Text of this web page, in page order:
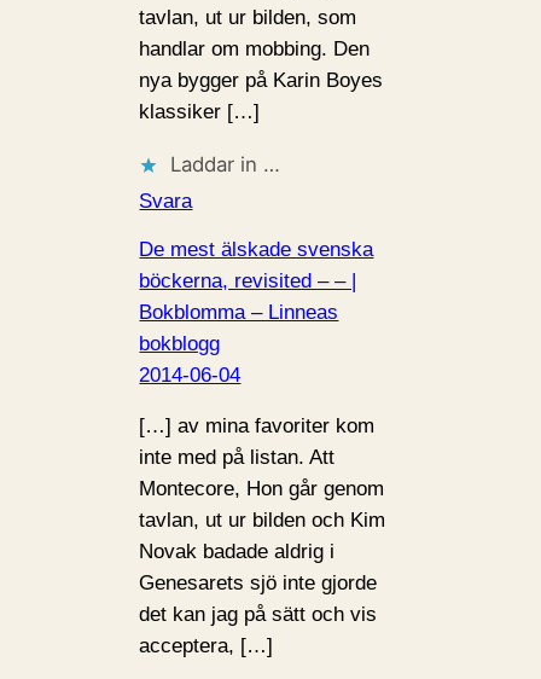
tavlan, ut ur bilden, som
handlar om mobbing. Den
nya bygger på Karin Boyes
klassiker […]
Laddar in …
Svara
De mest älskade svenska
böckerna, revisited – – |
Bokblomma – Linneas
bokblogg
2014-06-04
[…] av mina favoriter kom
inte med på listan. Att
Montecore, Hon går genom
tavlan, ut ur bilden och Kim
Novak badade aldrig i
Genesarets sjö inte gjorde
det kan jag på sätt och vis
acceptera, […]